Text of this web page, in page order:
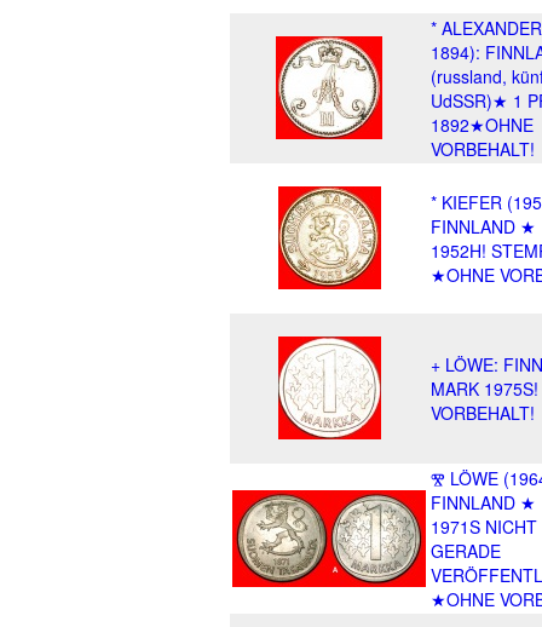
*
1894):
(russland,
UdSSR)★ 1
1892★OHNE
VORBEHALT!
* KIEFER
FINNLAND ★
1952H!
★OHNE
+ LÖWE:
MARK
VORBEHALT!
Ⰺ LÖWE
FINNLAND ★
1971S
GERADE
★OHNE